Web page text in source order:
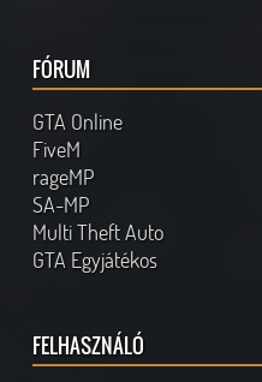
FÓRUM
GTA Online
FiveM
rageMP
SA-MP
Multi Theft Auto
GTA Egyjátékos
FELHASZNÁLÓ